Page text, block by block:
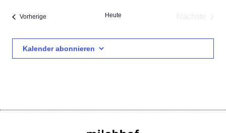
Vorherige Heute
Kalender abonnieren